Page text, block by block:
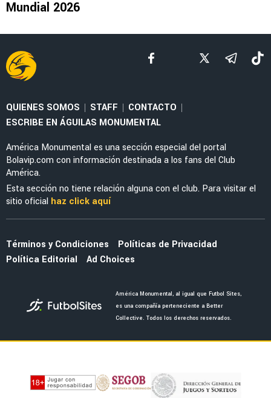
NOTICIAS
La nueva marca en la piel de Julián Quiñones
que causó furor en redes sociales
NOTICIAS